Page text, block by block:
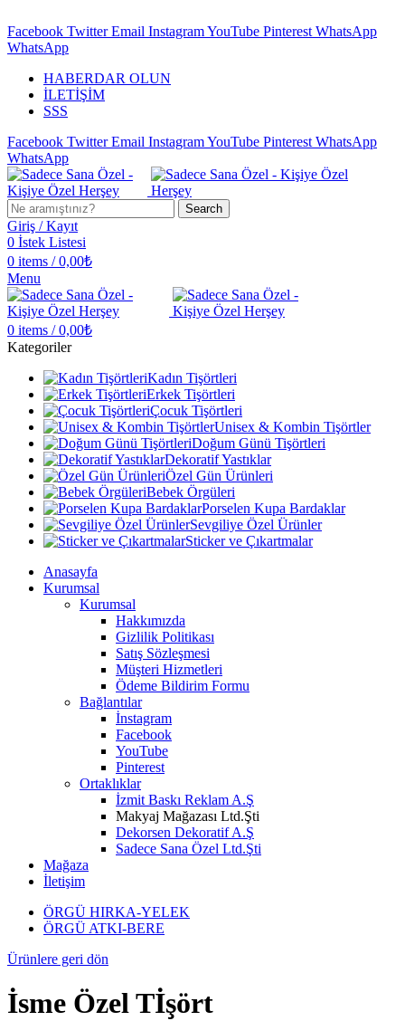
Facebook Twitter Email InstagramYouTube Pinterest WhatsApp
WhatsApp
HABERDAR OLUN
İLETİŞİM
SSS
Facebook Twitter Email InstagramYouTube Pinterest WhatsApp
WhatsApp
Search
Giriş / Kayıt
0 İstek Listesi
0 items / 0,00₺
Menu
0 items / 0,00₺
Kategoriler
Kadın Tişörtleri
Erkek Tişörtleri
Çocuk Tişörtleri
Unisex & Kombin Tişörtler
Doğum Günü Tişörtleri
Dekoratif Yastıklar
Özel Gün Ürünleri
Bebek Örgüleri
Porselen Kupa Bardaklar
Sevgiliye Özel Ürünler
Sticker ve Çıkartmalar
Anasayfa
Kurumsal
Kurumsal
Hakkımızda
Gizlilik Politikası
Satış Sözleşmesi
Müşteri Hizmetleri
Ödeme Bildirim Formu
Bağlantılar
İnstagram
Facebook
YouTube
Pinterest
Ortaklıklar
İzmit Baskı Reklam A.Ş
Makyaj Mağazası Ltd.Şti
Dekorsen Dekoratif A.Ş
Sadece Sana Özel Ltd.Şti
Mağaza
İletişim
ÖRGÜ HIRKA-YELEK
ÖRGÜ ATKI-BERE
Ürünlere geri dön
İsme Özel Tİşört